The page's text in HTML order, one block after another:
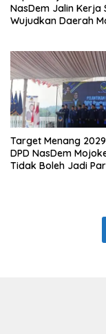
NasDem Jalin Kerja
Wujudkan Daerah
Target Menang
DPD NasDem
Tidak Boleh Jadi